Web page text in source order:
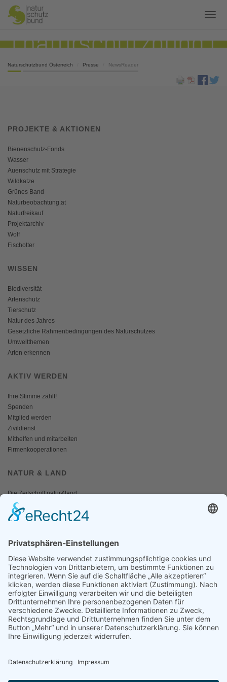
Naturschutzbund Österreich Presse NewsReader
PROJEKTE & AKTIONEN
Bienenschutz-Fonds
Wasser
Auenschutz mit Strategie
Wildkatze
Grünes Band
Naturbeobachtung.at
Naturfreikauf
Projektarchiv
Wolf
Fischotter
WISSEN
Biodiversität
Artenschutz
Tierschutz
Natur des Jahres
Gesetzliche Rahmenbedingungen des Naturschutzes
Umweltthemen
Arten erkennen
AKTIV WERDEN
Ihre Stimme zählt!
Spenden
Mitglied werden
Zivildienst
Mithelfen und mitarbeiten
Firmenkooperationen
NATUR & LAND
Die Zeitschrift natur&land
Archiv
Mediadaten
Fotos und Logos
Presseaussendungen
Presse
Presseinformationen abonnieren
ÜBER UNS
Naturschutzbund
Naturschutzjugend